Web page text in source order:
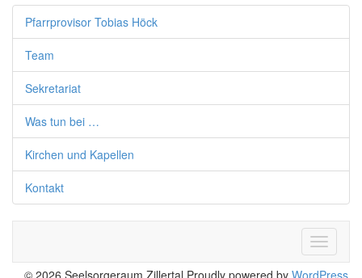
Pfarrprovisor Tobias Höck
Team
Sekretariat
Was tun bei …
Kirchen und Kapellen
Kontakt
Toggle
© 2026 Seelsorgeraum Zillertal Proudly powered by WordPress